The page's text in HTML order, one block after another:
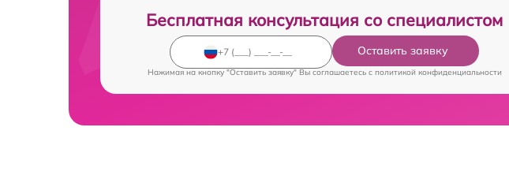
Бесплатная консультация со специалистом
Оставить заявку
Нажимая на кнопку "Оставить заявку" Вы соглашаетесь c политикой конфиденциальности